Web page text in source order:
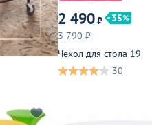
2 490₽
35
3 790 ₽
Чехол для стола 19
30